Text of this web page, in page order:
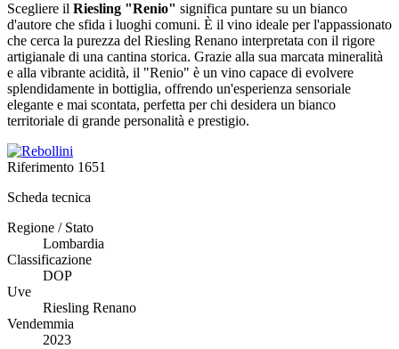
Scegliere il Riesling "Renio" significa puntare su un bianco
d'autore che sfida i luoghi comuni. È il vino ideale per l'appassionato
che cerca la purezza del Riesling Renano interpretata con il rigore
artigianale di una cantina storica. Grazie alla sua marcata mineralità
e alla vibrante acidità, il "Renio" è un vino capace di evolvere
splendidamente in bottiglia, offrendo un'esperienza sensoriale
elegante e mai scontata, perfetta per chi desidera un bianco
territoriale di grande personalità e prestigio.
Riferimento 1651
Scheda tecnica
Regione / Stato
Lombardia
Classificazione
DOP
Uve
Riesling Renano
Vendemmia
2023